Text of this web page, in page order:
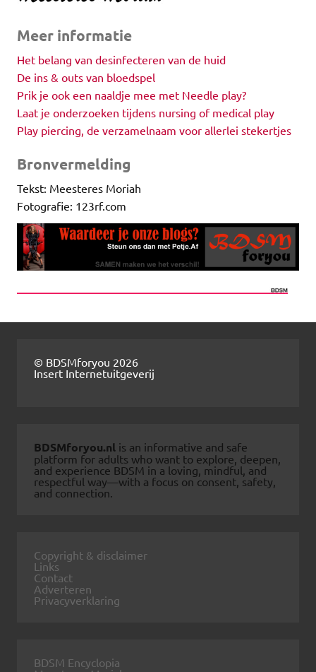
Meer informatie
Het belang van desinfecteren van de huid
De ins & outs van bloedspel
Prik je ook een naaldje mee met Needle play?
Laat je onderzoeken tijdens nursing of medical play
Play piercing, de verzamelnaam voor allerlei stekertjes
Bronvermelding
Tekst: Meesteres Moriah
Fotografie: 123rf.com
© BDSMforyou 2026
Insert Internetuitgeverij
BDSMforyou.nl is an informative and safe
platform for adults who want to explore, deepen,
and experience BDSM in a loving, mindful, and
respectful way—with a focus on consent, safety,
and connection.
Copyright & disclaimer
Links
Contact
Adverteren
Privacyverklaring
BDSM Encyclopia